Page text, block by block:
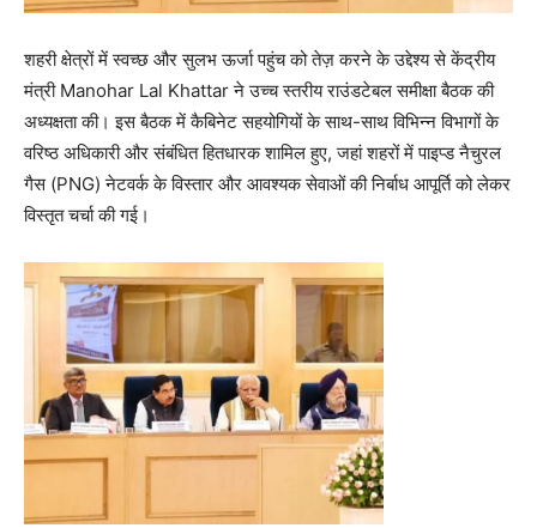
शहरी क्षेत्रों में स्वच्छ और सुलभ ऊर्जा पहुंच को तेज़ करने के उद्देश्य से केंद्रीय
मंत्री Manohar Lal Khattar ने उच्च स्तरीय राउंडटेबल समीक्षा बैठक की
अध्यक्षता की। इस बैठक में कैबिनेट सहयोगियों के साथ-साथ विभिन्न विभागों के
वरिष्ठ अधिकारी और संबंधित हितधारक शामिल हुए, जहां शहरों में पाइप्ड नैचुरल
गैस (PNG) नेटवर्क के विस्तार और आवश्यक सेवाओं की निर्बाध आपूर्ति को लेकर
विस्तृत चर्चा की गई।